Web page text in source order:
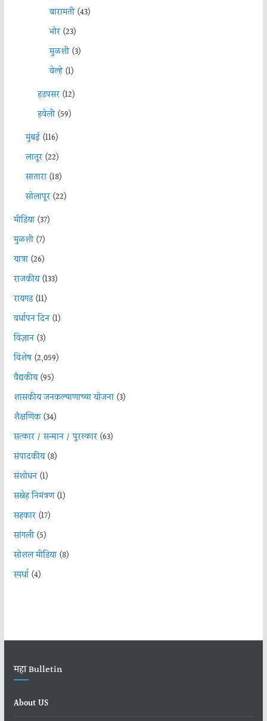
बारामती(43)
भोर(23)
मुळशी(3)
वेल्हे(1)
हडपसर(12)
हवेली(59)
मुंबई(116)
लातूर(22)
सातारा(18)
सोलापूर(22)
मीडिया(37)
मुळशी(7)
यात्रा(26)
राजकीय(133)
रायगड(11)
वर्धापन दिन(1)
विज्ञान(3)
विशेष(2,059)
वैद्यकीय(95)
शासकीय जनकल्याणाच्या योजना(3)
शैक्षणिक(34)
सत्कार / सन्मान / पुरस्कार(63)
संपादकीय(8)
संशोधन(1)
सस्नेह निमंत्रण(1)
सहकार(17)
सांगली(5)
सोशल मीडिया(8)
स्पर्धा(4)
महा Bulletin
About US